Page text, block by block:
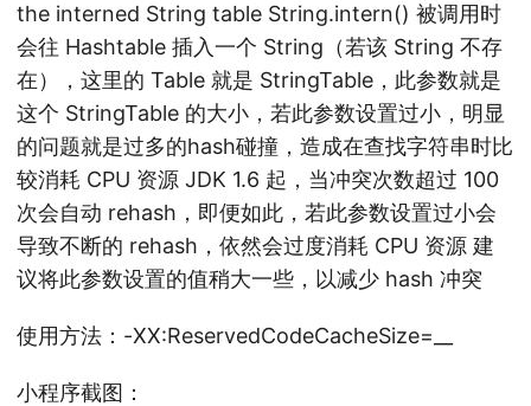
the interned String table String.intern() 被调用时
会往 Hashtable 插入一个 String（若该 String 不存
在），这里的 Table 就是 StringTable，此参数就是
这个 StringTable 的大小，若此参数设置过小，明显
的问题就是过多的hash碰撞，造成在查找字符串时比
较消耗 CPU 资源 JDK 1.6 起，当冲突次数超过 100
次会自动 rehash，即便如此，若此参数设置过小会
导致不断的 rehash，依然会过度消耗 CPU 资源 建
议将此参数设置的值稍大一些，以减少 hash 冲突
使用方法：-XX:ReservedCodeCacheSize=__
小程序截图：